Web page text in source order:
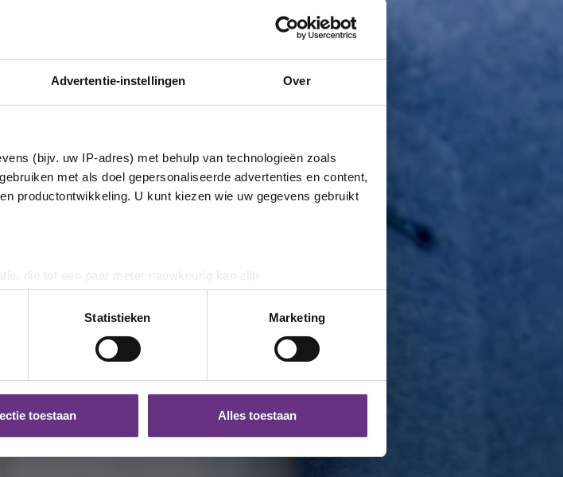
Advertentie-instellingen Over
(bijv. uw IP-adres) met behulp van technologieën zoals
met als doel gepersonaliseerde advertenties en content,
productontwikkeling. U kunt kiezen wie uw gegevens gebruikt
die tot een paar meter nauwkeurig kan zijn
op specifieke eigenschappen (fingerprinting)
en stel uw voorkeuren in het
detailgedeeltein. U kunt uw
uw gebruik van onze site met onze partners voor social
gegevens combineren met andere informatie die u aan ze heeft
via de
Statistieken Marketing
toestaan Alles toestaan